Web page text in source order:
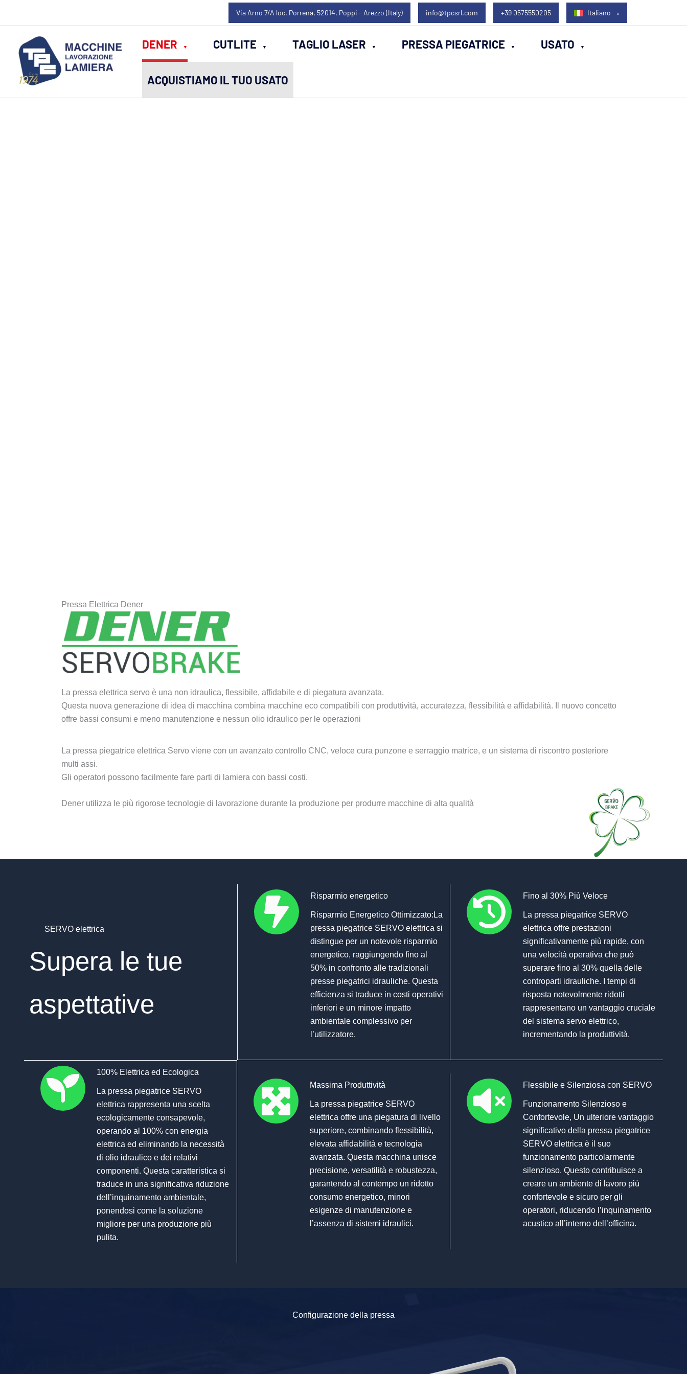
Via Arno 7/A loc. Porrena, 52014, Poppi - Arezzo (Italy) info@tpcsrl.com +39 0575550205 Italiano
DENER CUTLITE TAGLIO LASER PRESSA PIEGATRICE USATO
ACQUISTIAMO IL TUO USATO
Pressa Elettrica Dener
La pressa elettrica servo è una non idraulica, flessibile, affidabile e di piegatura avanzata.
Questa nuova generazione di idea di macchina combina macchine eco compatibili con produttività, accuratezza, flessibilità e affidabilità. Il nuovo concetto
offre bassi consumi e meno manutenzione e nessun olio idraulico per le operazioni
La pressa piegatrice elettrica Servo viene con un avanzato controllo CNC, veloce cura punzone e serraggio matrice, e un sistema di riscontro posteriore
multi assi.
Gli operatori possono facilmente fare parti di lamiera con bassi costi.
Dener utilizza le più rigorose tecnologie di lavorazione durante la produzione per produrre macchine di alta qualità
SERVO elettrica
Supera le tue
aspettative
Risparmio energetico
Risparmio Energetico Ottimizzato:La
pressa piegatrice SERVO elettrica si
distingue per un notevole risparmio
energetico, raggiungendo fino al
50% in confronto alle tradizionali
presse piegatrici idrauliche. Questa
efficienza si traduce in costi operativi
inferiori e un minore impatto
ambientale complessivo per
l’utilizzatore.
Fino al 30% Più Veloce
La pressa piegatrice SERVO
elettrica offre prestazioni
significativamente più rapide, con
una velocità operativa che può
superare fino al 30% quella delle
controparti idrauliche. I tempi di
risposta notevolmente ridotti
rappresentano un vantaggio cruciale
del sistema servo elettrico,
incrementando la produttività.
100% Elettrica ed Ecologica
La pressa piegatrice SERVO
elettrica rappresenta una scelta
ecologicamente consapevole,
operando al 100% con energia
elettrica ed eliminando la necessità
di olio idraulico e dei relativi
componenti. Questa caratteristica si
traduce in una significativa riduzione
dell’inquinamento ambientale,
ponendosi come la soluzione
migliore per una produzione più
pulita.
Massima Produttività
La pressa piegatrice SERVO
elettrica offre una piegatura di livello
superiore, combinando flessibilità,
elevata affidabilità e tecnologia
avanzata. Questa macchina unisce
precisione, versatilità e robustezza,
garantendo al contempo un ridotto
consumo energetico, minori
esigenze di manutenzione e
l’assenza di sistemi idraulici.
Flessibile e Silenziosa con SERVO
Funzionamento Silenzioso e
Confortevole, Un ulteriore vantaggio
significativo della pressa piegatrice
SERVO elettrica è il suo
funzionamento particolarmente
silenzioso. Questo contribuisce a
creare un ambiente di lavoro più
confortevole e sicuro per gli
operatori, riducendo l’inquinamento
acustico all’interno dell’officina.
Configurazione della pressa